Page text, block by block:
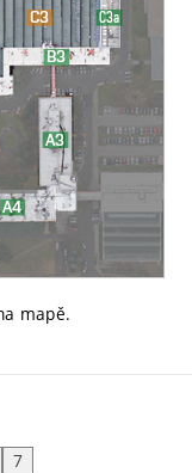
mapě.
7